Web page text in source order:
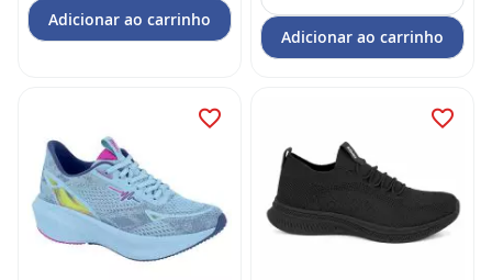
Adicionar ao carrinho
Adicionar ao carrinho